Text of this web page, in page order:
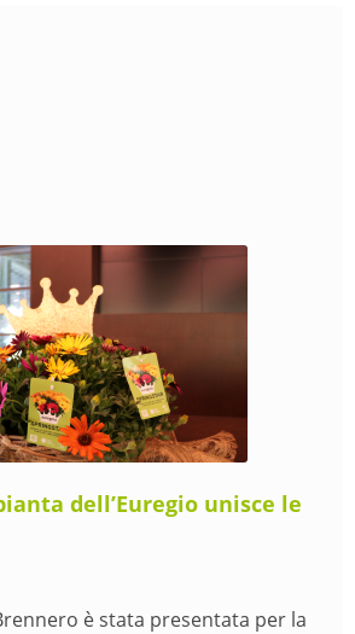
dell’Euregio unisce le
è stata presentata per la